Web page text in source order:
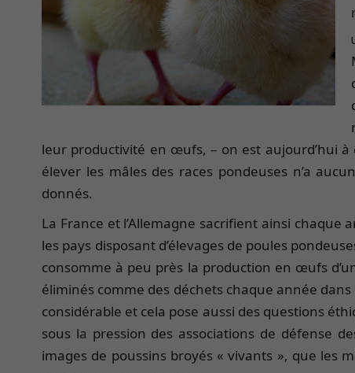
leur productivité en œufs, – on est aujourd’hui
élever les mâles des races pondeuses n’a
donnés.
La France et l’Allemagne sacrifient ainsi
les pays disposant d’élevages de poules
consomme à peu près la production en œufs
éliminés comme des déchets chaque année
considérable et cela pose aussi des questions
sous la pression des associations de défense
images de poussins broyés « vivants », que les